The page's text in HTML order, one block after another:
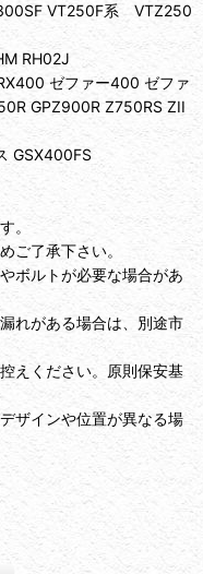
VT250F系 VTZ250
RH02J
ゼファー400 ゼファ
GPZ900R Z750RS ZII
GSX400FS
。
ご了承下さい。
ボルトが必要な場合があ
れがある場合は、別途市
えください。原則保安基
ザインや位置が異なる場